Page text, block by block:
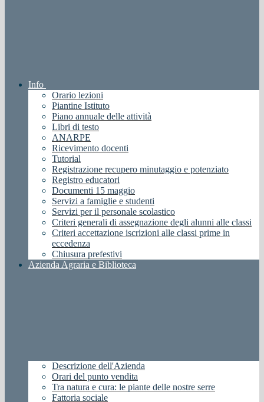
Info
Orario lezioni
Piantine Istituto
Piano annuale delle attività
Libri di testo
ANARPE
Ricevimento docenti
Tutorial
Registrazione recupero minutaggio e potenziato
Registro educatori
Documenti 15 maggio
Servizi a famiglie e studenti
Servizi per il personale scolastico
Criteri generali di assegnazione degli alunni alle classi
Criteri accettazione iscrizioni alle classi prime in
eccedenza
Chiusura prefestivi
Azienda Agraria e Biblioteca
Descrizione dell'Azienda
Orari del punto vendita
Tra natura e cura: le piante delle nostre serre
Fattoria sociale